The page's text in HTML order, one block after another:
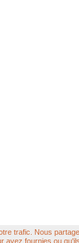
trafic. Nous
avez fournies ou